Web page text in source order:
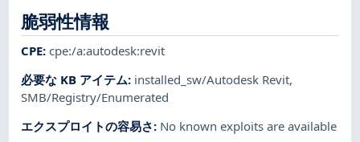
脆弱性情報
CPE:cpe:/a:autodesk:revit
必要な KB アイテム: installed_sw/Autodesk Revit,
SMB/Registry/Enumerated
エクスプロイトの容易さ: No known exploits are available